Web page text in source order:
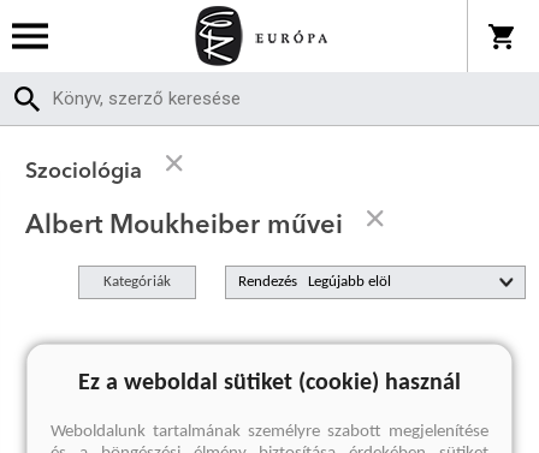
Szociológia
Albert Moukheiber művei
Kategóriák Rendezés
A keresett kifejezésre nincs találat
Ez a weboldal sütiket (cookie) használ
Weboldalunk tartalmának személyre szabott megjelenítése